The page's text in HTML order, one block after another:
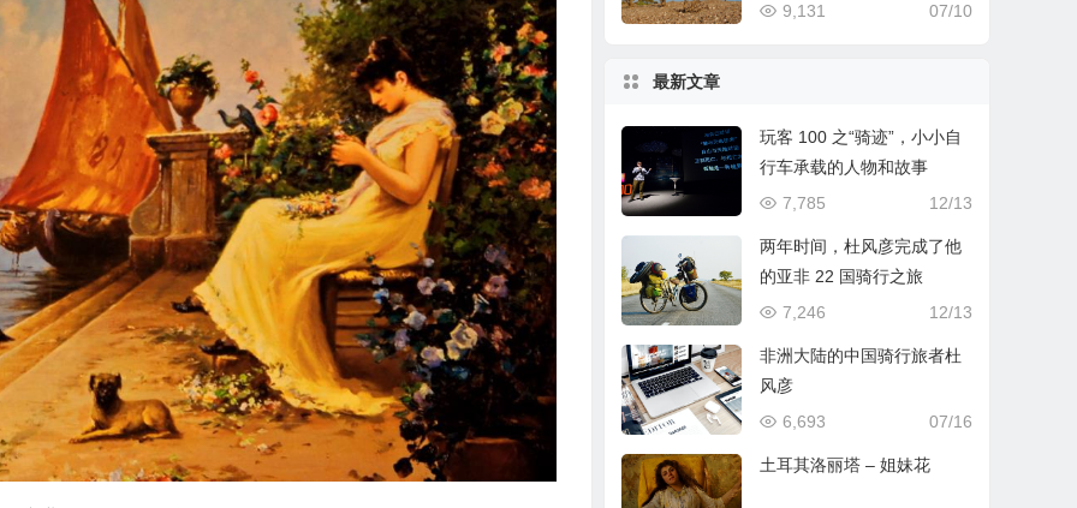
07/10
9,131
最新文章
玩客 100 之“骑迹”，小小自
行车承载的人物和故事
12/13
7,785
两年时间，杜风彦完成了他
的亚非 22 国骑行之旅
12/13
7,246
非洲大陆的中国骑行旅者杜
风彦
07/16
6,693
土耳其洛丽塔 – 姐妹花